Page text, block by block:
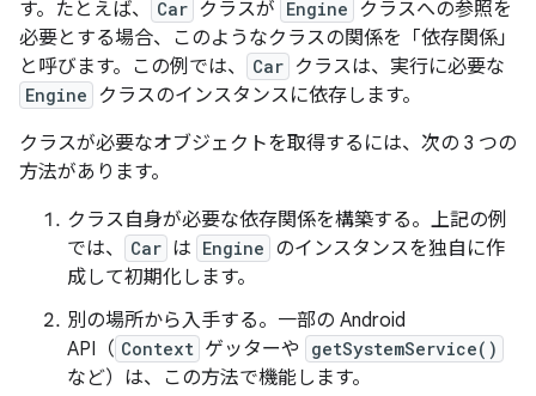
す。たとえば、
Car クラスが Engine
クラスへの参照を
必要とする場合、このようなクラスの関係を「依存関係」
と呼びます。この例では、
Car クラスは、実行に必要な
Engine
クラスのインスタンスに依存します。
クラスが必要なオブジェクトを取得するには、次の 3 つの
方法があります。
クラス自身が必要な依存関係を構築する。上記の例
では、
Car は Engine のインスタンスを独自に作
成して初期化します。
別の場所から入手する。一部の Android
API（ Context ゲッターや getSystemService()
など）は、この方法で機能します。